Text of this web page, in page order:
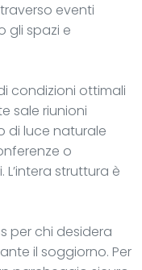
eventi
gli spazi e
condizioni ottimali
sale riunioni
di luce naturale
o
struttura è
per chi desidera
il soggiorno. Per